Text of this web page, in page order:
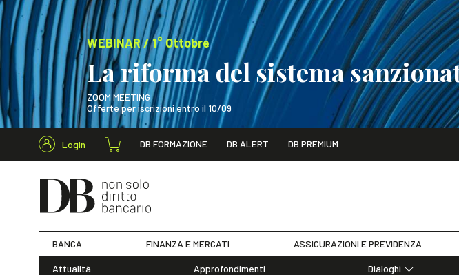
WEBINAR / 1° Ottobre
La riforma del sistema
ZOOM MEETING
Offerte per iscrizioni entro il 10/09
WEBINAR / 1° Ottobre
Login DB FORMAZIONE DB ALERT DB PREMIUM
BANCA FINANZA E MERCATI ASSICURAZIONI E PREVIDENZA
Attualità Approfondimenti
Dialoghi